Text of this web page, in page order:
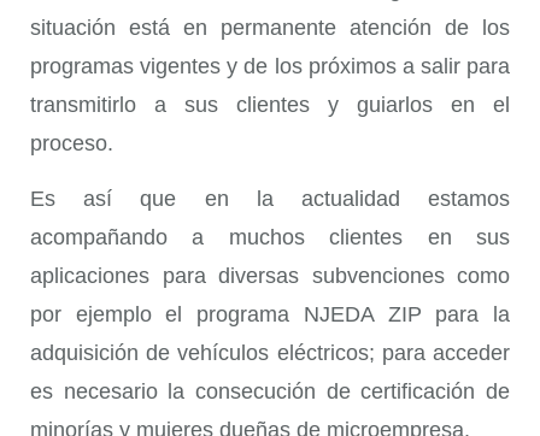
situación está en permanente atención de los
programas vigentes y de los próximos a salir para
transmitirlo a sus clientes y guiarlos en el
proceso.
Es así que en la actualidad estamos
acompañando a muchos clientes en sus
aplicaciones para diversas subvenciones como
por ejemplo el programa NJEDA ZIP para la
adquisición de vehículos eléctricos; para acceder
es necesario la consecución de certificación de
minorías y mujeres dueñas de microempresa.